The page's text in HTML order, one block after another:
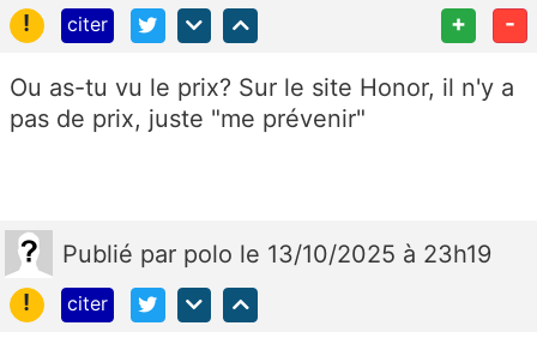
!
citer + -
Ou as-tu vu le prix? Sur le site Honor, il n'y a
pas de prix, juste "me prévenir"
Publié par polo le 13/10/2025 à 23h19
!
citer